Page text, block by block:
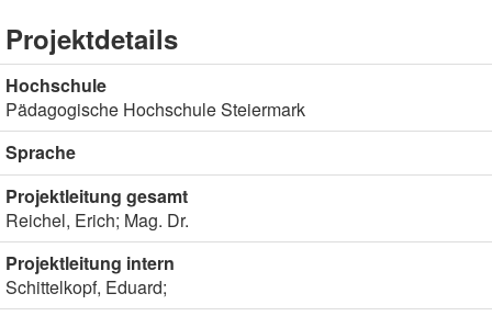
Projektdetails
Hochschule
Pädagogische Hochschule Steiermark
Sprache
Projektleitung gesamt
Reichel, Erich; Mag. Dr.
Projektleitung intern
Schittelkopf, Eduard;